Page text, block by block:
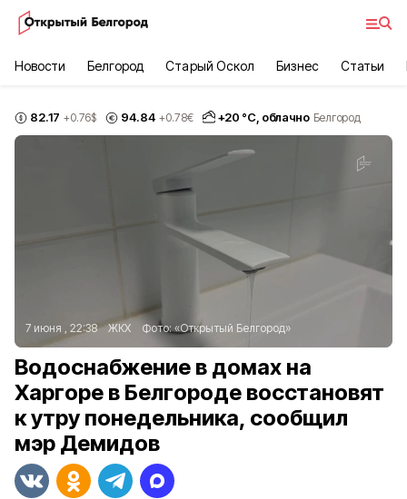
Новости Белгород Старый Оскол Бизнес Статьи
82.17 +0.76$ 94.84 +0.78€ +20 °С, облачно Белгород
7 июня , 22:38 ЖКХ Фото:«Открытый Белгород»
Водоснабжение в домах на
Харгоре в Белгороде восстановят
к утру понедельника, сообщил
мэр Демидов